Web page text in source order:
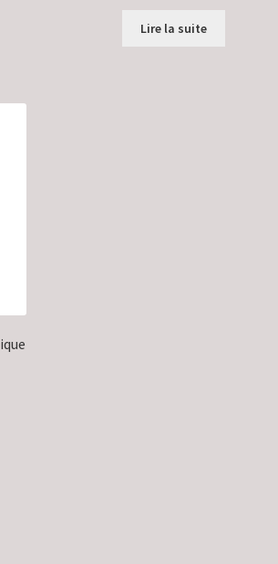
Lire la suite